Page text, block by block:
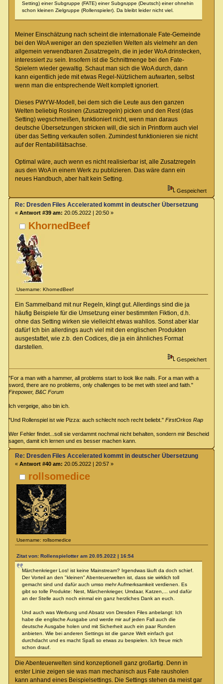
Setting) einer Subgruppe (FATE) einer Subgruppe (Deutsch) einer ohnehin
schon kleinen Zielgruppe (Rollenspieler). Da bleibt leider nicht viel.
Meiner Einschätzung nach scheint die internationale Fate-Gemeinde
bei den WoA weniger an den speziellen Welten als vielmehr an den
allgemein verwendbaren Zusatzregeln, die in jeder WoA drinstecken,
interessiert zu sein. Insofern ist die Schnittmenge bei den Fate-
Spielern wieder gewaltig. Schaut man sich die WoA durch, dann
kann eigentlich jede mit etwas Regel-Nützlichem aufwarten, selbst
wenn man die entsprechende Welt komplett ignoriert.
Dieses PWYW-Modell, bei dem sich die Leute aus den ganzen
Welten beliebig Rosinen (Zusatzregeln) picken und den Rest (das
Setting) wegschmeißen, funktioniert nicht, wenn man daraus
deutsche Übersetzungen stricken will, die sich in Printform auch viel
über das Setting verkaufen sollen. Zumindest funktionieren sie nicht
auf der Rentabilitätsachse.
Optimal wäre, auch wenn es nicht realisierbar ist, alle Zusatzregeln
aus den WoA in einem Werk zu publizieren. Das wäre dann ein
neues Handbuch, aber halt kein Setting.
Gespeichert
KhornedBeef
Username: KhornedBeef
Re: Dresden Files Accelerated kommt in deutscher Übersetzung
« Antwort #39 am: 20.05.2022 | 20:50 »
Ein Sammelband mit nur Regeln, klingt gut. Allerdings sind die ja
häufig Beispiele für die Umsetzung einer bestimmten Fiktion, d.h.
ohne das Setting wirken sie vielleicht etwas wahllos. Sonst aber klar
dafür! Ich bin allerdings auch viel mit den englischen Produkten
ausgestattet, wie z.b. den Codices, die ja ein ähnliches Format
darstellen.
Gespeichert
"For a man with a hammer, all problems start to look like nails. For a man with a
sword, there are no problems, only challenges to be met with steel and faith."
Firepower, B&C Forum
Ich vergeige, also bin ich.
"Und Rollenspiel ist wie Pizza: auch schlecht noch recht beliebt."FirstOrkos Rap
Wer Fehler findet...soll sie verdammt nochmal nicht behalten, sondern mir Bescheid
sagen, damit ich lernen und es besser machen kann.
rollsomedice
Username: rollsomedice
Re: Dresden Files Accelerated kommt in deutscher Übersetzung
« Antwort #40 am: 20.05.2022 | 20:57 »
Zitat von: Rollenspielotter am 20.05.2022 | 16:54
Märchenkrieger Los! ist keine Mainstream? Irgendwas läuft da doch schief.
Der Vorteil an den "kleinen" Abenteuerwelten ist, dass sie wirklich toll
gemacht sind und dafür auch umso mehr Aufmerksamkeit verdienen. Es
gibt so tolle Produkte: Nest, Märchenkrieger, Umdaar, Katzen,... und dafür
an der Stelle auch noch einmal ein ganz herzliches Dank an euch.
Und auch was Werbung und Absatz von Dresden Files anbelangt: Ich
habe die englische Ausgabe und werde mir auf jeden Fall auch die
deutsche Ausgabe holen und mit Sicherheit auch ein paar Runden
anbieten. Wie bei anderen Settings ist die ganze Welt einfach gut
durchdacht und es macht Spaß so etwas zu bespielen. Ich freue mich
schon drauf.
Die Abenteuerwelten sind konzeptionell ganz großartig. Denn in
erster Linie zeigen sie was man mechanisch aus Fate rausholen
kann anhand eines Beispielsettings. Die Settings stehen da meist gar